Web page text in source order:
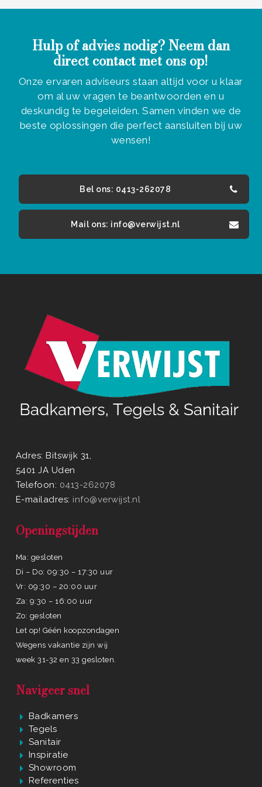
Hulp of advies nodig? Neem dan
direct contact met ons op!
Onze ervaren adviseurs staan altijd voor u klaar
om al uw vragen te beantwoorden en u
deskundig te begeleiden. Samen vinden we de
beste oplossingen die perfect aansluiten bij uw
wensen!
Bel ons: 0413-262078
Mail ons: info@verwijst.nl
Adres: Bitswijk 31,
5401 JA Uden
Telefoon: 0413-262078
E-mailadres: info@verwijst.nl
Openingstijden
Ma: gesloten
Di – Do: 09:30 – 17:30 uur
Vr: 09:30 – 20:00 uur
Za: 9:30 – 16:00 uur
Zo: gesloten
Let op! Géén koopzondagen
Wegens vakantie zijn wij
week 31-32 en 33 gesloten.
Navigeer snel
Badkamers
Tegels
Sanitair
Inspiratie
Showroom
Referenties